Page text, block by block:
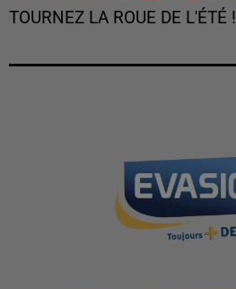
TOURNEZ LA ROUE DE L'ÉTÉ !